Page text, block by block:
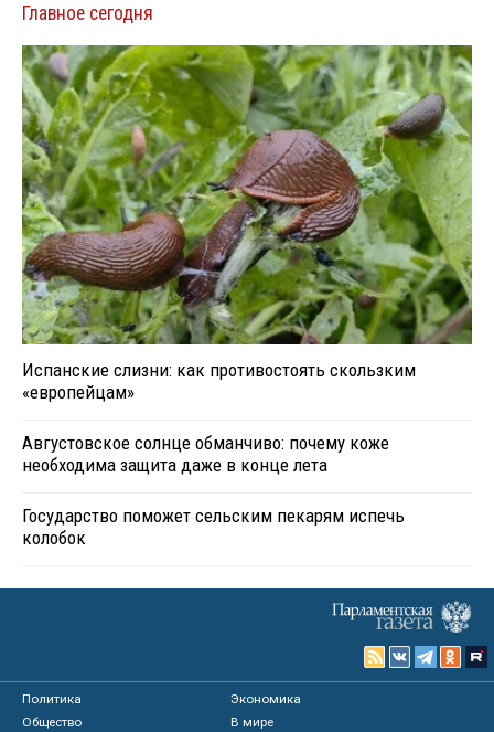
Главное сегодня
Испанские слизни: как противостоять скользким
«европейцам»
Августовское солнце обманчиво: почему коже
необходима защита даже в конце лета
Государство поможет сельским пекарям испечь
колобок
Политика
Экономика
Общество
В мире